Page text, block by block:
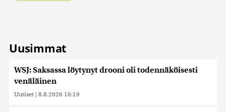
Uusimmat
WSJ: Saksassa löytynyt drooni oli todennäköisesti
venäläinen
Uutiset | 8.8.2026 16:19